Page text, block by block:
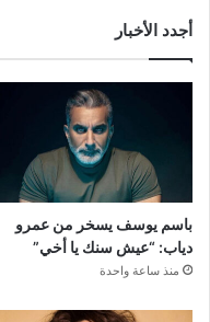
أجدد الأخبار
باسم يوسف يسخر من عمرو
دياب: “عيش سنك يا أخي”
منذ ساعة واحدة